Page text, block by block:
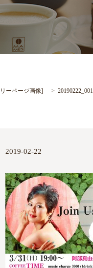
ーページ画像] 20190222_001
2019-02-22